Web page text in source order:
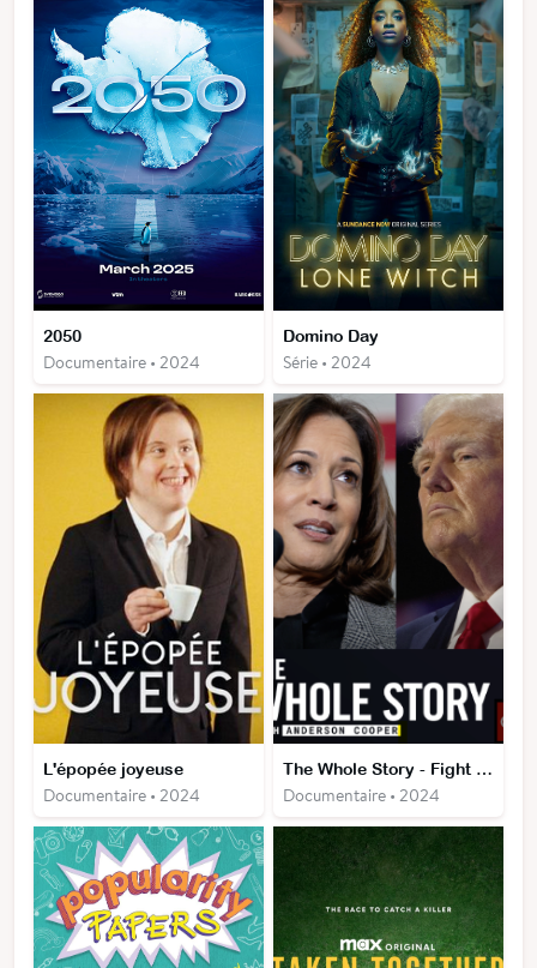
2050
Documentaire • 2024
Domino Day
Série • 2024
L'épopée joyeuse
Documentaire • 2024
The Whole Story - Fight for the white house
Documentaire • 2024